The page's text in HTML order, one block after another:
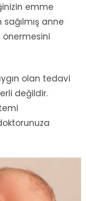
emme
anne
önermesini
olan tedavi
değildir.